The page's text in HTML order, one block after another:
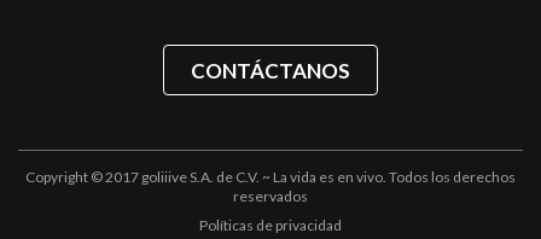
CONTÁCTANOS
Copyright © 2017 goliiive S.A. de C.V. ~ La vida es en vivo. Todos los derechos
reservados
Políticas de privacidad